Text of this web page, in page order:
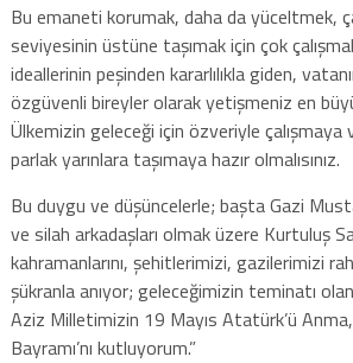
Bu emaneti korumak, daha da yüceltmek,
seviyesinin üstüne taşımak için çok
ideallerinin peşinden kararlılıkla giden,
özgüvenli bireyler olarak yetişmeniz en
Ülkemizin geleceği için özveriyle çalışmaya
parlak yarınlara taşımaya hazır olmalısınız.
Bu duygu ve düşüncelerle; başta Gazi
ve silah arkadaşları olmak üzere Kurtuluş
kahramanlarını, şehitlerimizi, gazilerimizi
şükranla anıyor; geleceğimizin teminatı
Aziz Milletimizin 19 Mayıs Atatürk’ü
Bayramı’nı kutluyorum.”